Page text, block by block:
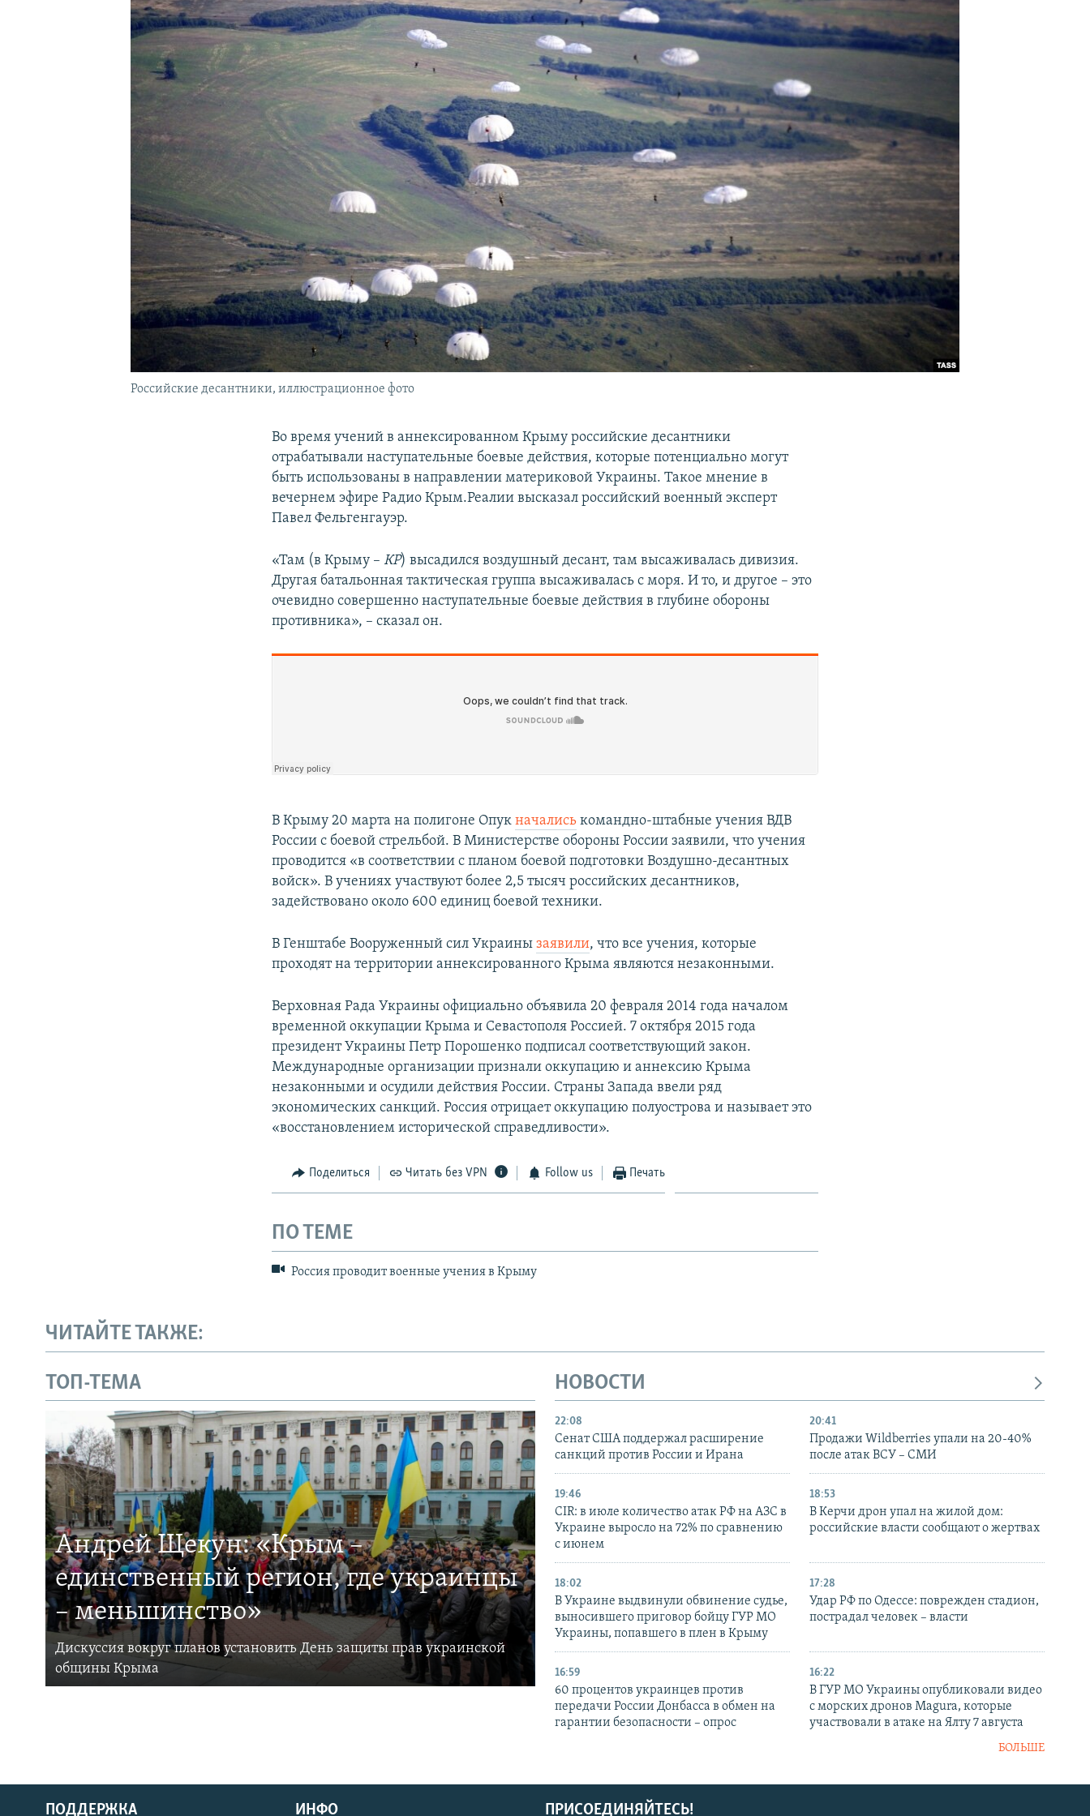
КРЫМ.НЕПОКОРЕННЫЙ
УКРАИНСКАЯ ПРОБЛЕМА КРЫМА
Российские десантники, иллюстрационное фото
Во время учений в аннексированном Крыму российские десантники
отрабатывали наступательные боевые действия, которые потенциально могут
быть использованы в направлении материковой Украины. Такое мнение в
вечернем эфире Радио Крым.Реалии высказал российский военный эксперт
Павел Фельгенгауэр.
«Там (в Крыму –КР) высадился воздушный десант, там высаживалась дивизия.
Другая батальонная тактическая группа высаживалась с моря. И то, и другое – это
очевидно совершенно наступательные боевые действия в глубине обороны
противника», – сказал он.
В Крыму 20 марта на полигоне Опукначались командно-штабные учения ВДВ
России с боевой стрельбой. В Министерстве обороны России заявили, что учения
проводится «в соответствии с планом боевой подготовки Воздушно-десантных
войск». В учениях участвуют более 2,5 тысяч российских десантников,
задействовано около 600 единиц боевой техники.
В Генштабе Вооруженный сил Украинызаявили, что все учения, которые
проходят на территории аннексированного Крыма являются незаконными.
Верховная Рада Украины официально объявила 20 февраля 2014 года началом
временной оккупации Крыма и Севастополя Россией. 7 октября 2015 года
президент Украины Петр Порошенко подписал соответствующий закон.
Международные организации признали оккупацию и аннексию Крыма
незаконными и осудили действия России. Страны Запада ввели ряд
экономических санкций. Россия отрицает оккупацию полуострова и называет это
«восстановлением исторической справедливости».
Поделиться Читать без VPN Follow us Печать
ПО ТЕМЕ
Россия проводит военные учения в Крыму
ЧИТАЙТЕ ТАКЖЕ:
ТОП-ТЕМА
Андрей Щекун: «Крым –
единственный регион, где украинцы
– меньшинство»
Дискуссия вокруг планов установить День защиты прав украинской
общины Крыма
НОВОСТИ
22:08
Сенат США поддержал расширение
санкций против России и Ирана
20:41
Продажи Wildberries упали на 20-40%
после атак ВСУ – СМИ
19:46
CIR: в июле количество атак РФ на АЗС в
Украине выросло на 72% по сравнению
с июнем
18:53
В Керчи дрон упал на жилой дом:
российские власти сообщают о жертвах
18:02
В Украине выдвинули обвинение судье,
выносившего приговор бойцу ГУР МО
Украины, попавшего в плен в Крыму
17:28
Удар РФ по Одессе: поврежден стадион,
пострадал человек – власти
16:59
60 процентов украинцев против
передачи России Донбасса в обмен на
гарантии безопасности – опрос
16:22
В ГУР МО Украины опубликовали видео
с морских дронов Magura, которые
участвовали в атаке на Ялту 7 августа
БОЛЬШЕ
ПРИСОЕДИНЯЙТЕСЬ!
ПОДДЕРЖКА ИНФО